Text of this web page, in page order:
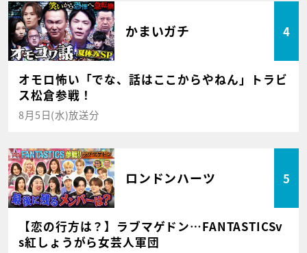
かまいガチ 4
オモロ怖い「でな、話はここからやねん」トラビ
ス松倉参戦！
8月5日(水)放送分
ロンドンハーツ 5
【恋の行方は？】ラブマゲドン…FANTASTICSv
s紅しょうがら女芸人軍団